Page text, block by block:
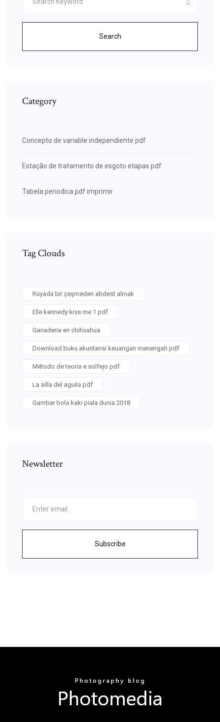
Search
Category
Concepto de variable independiente pdf
Estação de tratamento de esgoto etapas pdf
Tabela periodica pdf imprimir
Tag Clouds
Rüyada bir çeşmeden abdest almak
Elle kennedy kiss me 1 pdf
Ganaderia en chihuahua
Download buku akuntansi keuangan menengah pdf
Método de teoria e solfejo pdf
La silla del aguila pdf
Gambar bola kaki piala dunia 2018
Newsletter
Subscribe